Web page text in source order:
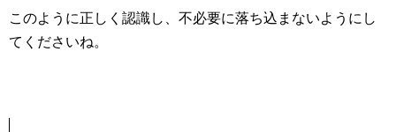
このように正しく認識し、不必要に落ち込まないようにし
てくださいね。